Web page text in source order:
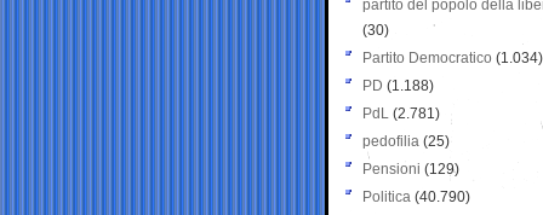
partito del popolo della
(30)
Partito Democratico (1.034)
PD (1.188)
PdL (2.781)
pedofilia (25)
Pensioni (129)
Politica (40.790)